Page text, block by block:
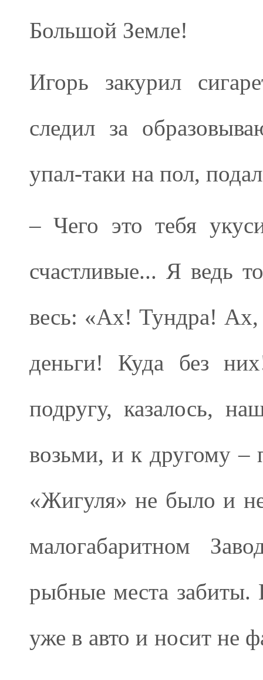
Большой Земле!
Игорь закурил
следил за
упал-таки на пол,
– Чего это тебя
счастливые... Я ведь
весь: «Ах! Тундра! Ах,
деньги! Куда без
подругу, казалось,
возьми, и к другому
«Жигуля» не было и
малогабаритном
рыбные места забиты.
уже в авто и носит не